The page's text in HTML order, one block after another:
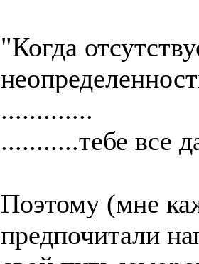
"Когда
.............
...........тебе все
Поэтому (мне
предпочитали